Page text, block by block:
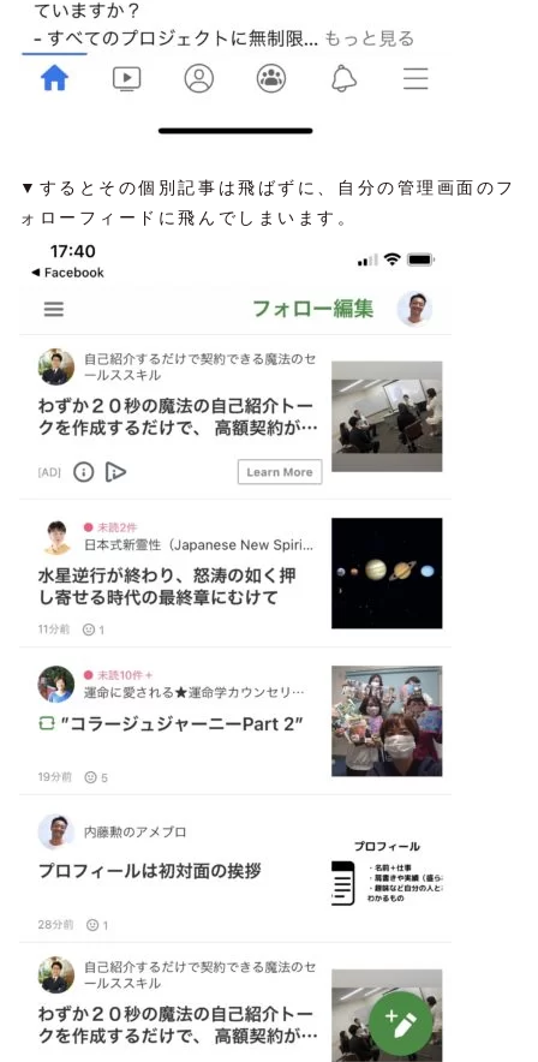
▼するとその個別記事は飛ばずに、自分の管理画面のフ
ォローフィードに飛んでしまいます。